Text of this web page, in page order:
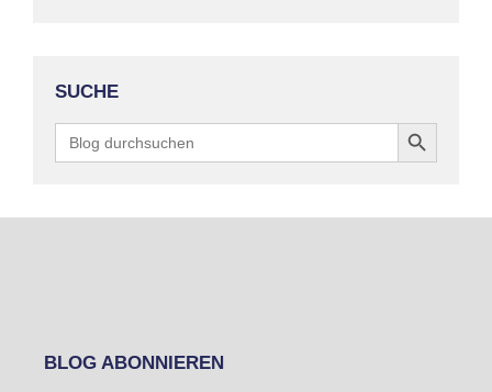
SUCHE
for:
Search Button
BLOG ABONNIEREN